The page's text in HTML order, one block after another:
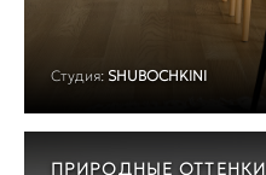
Студия: SHUBOCHKINI
ПРИРОДНЫЕ ОТТЕНКИ